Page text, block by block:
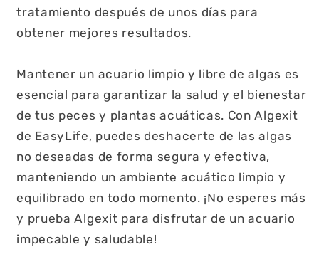
tratamiento después de unos días para
obtener mejores resultados.
Mantener un acuario limpio y libre de algas es
esencial para garantizar la salud y el bienestar
de tus peces y plantas acuáticas. Con Algexit
de EasyLife, puedes deshacerte de las algas
no deseadas de forma segura y efectiva,
manteniendo un ambiente acuático limpio y
equilibrado en todo momento. ¡No esperes más
y prueba Algexit para disfrutar de un acuario
impecable y saludable!